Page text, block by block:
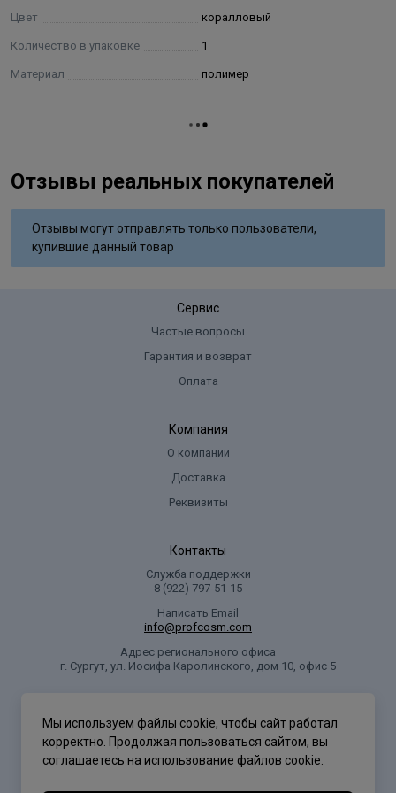
Цвет коралловый
Количество в упаковке 1
Материал полимер
Отзывы реальных покупателей
Отзывы могут отправлять только пользователи,
купившие данный товар
Сервис
Частые вопросы
Гарантия и возврат
Оплата
Компания
О компании
Доставка
Реквизиты
Контакты
Служба поддержки
8 (922) 797‑51-15
Написать Email
info@profcosm.com
Адрес регионального офиса
г. Сургут, ул. Иосифа Каролинского, дом 10, офис 5
Мы используем файлы cookie, чтобы сайт работал
корректно. Продолжая пользоваться сайтом, вы
соглашаетесь на использование файлов cookie